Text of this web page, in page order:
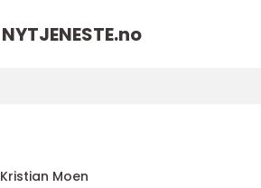
NYTJENESTE.no
Kristian Moen